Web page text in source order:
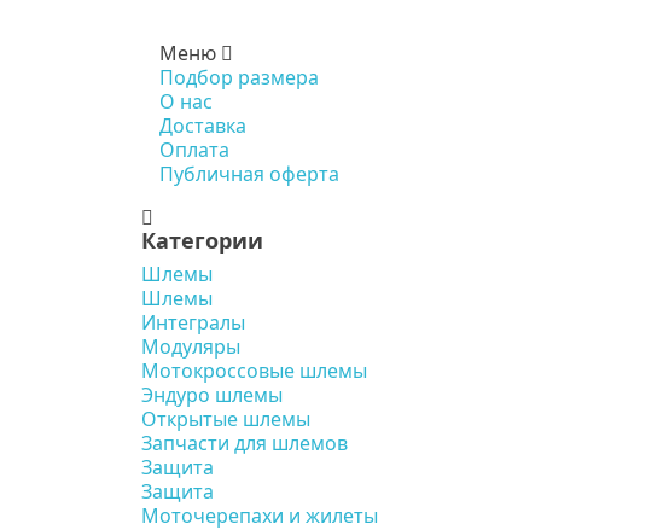
Меню
Подбор размера
О нас
Доставка
Оплата
Публичная оферта
Категории
Шлемы
Шлемы
Интегралы
Модуляры
Мотокроссовые шлемы
Эндуро шлемы
Открытые шлемы
Запчасти для шлемов
Защита
Защита
Моточерепахи и жилеты